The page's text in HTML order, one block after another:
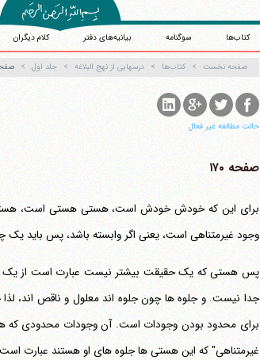
کتاب‌ها سوگنامه بیانیه‌های دفتر کلام دیگران
صفحه نخست کتاب‌ها درسهایی از نهج البلاغه جلد اول صفحه
حالت مطالعه غیر فعال
صفحه ۱۷۰
برای این که خودش خودش است، هستی هستی است، هستی
وجود غیرمتناهی است، یعنی اگر وابسته باشد، پس باید یک
پس هستی که یک حقیقت بیشتر نیست عبارت است از یک
غیرمتناهی" که این هستی ها جلوه های او هستند عبارت است